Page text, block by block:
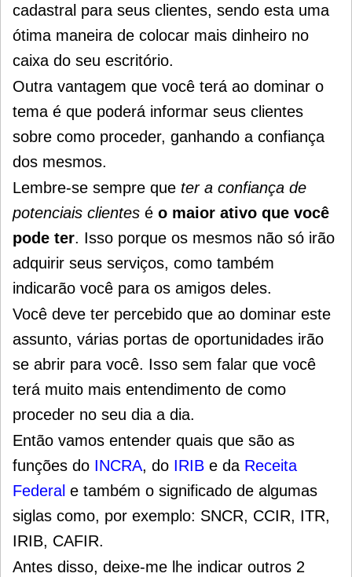
cadastral para seus clientes, sendo esta uma
ótima maneira de colocar mais dinheiro no
caixa do seu escritório.
Outra vantagem que você terá ao dominar o
tema é que poderá informar seus clientes
sobre como proceder, ganhando a confiança
dos mesmos.
Lembre-se sempre que ter a confiança de
potenciais clientes é o maior ativo que você
pode ter. Isso porque os mesmos não só irão
adquirir seus serviços, como também
indicarão você para os amigos deles.
Você deve ter percebido que ao dominar este
assunto, várias portas de oportunidades irão
se abrir para você. Isso sem falar que você
terá muito mais entendimento de como
proceder no seu dia a dia.
Então vamos entender quais que são as
funções do INCRA, do IRIB e da Receita
Federal e também o significado de algumas
siglas como, por exemplo: SNCR, CCIR, ITR,
IRIB, CAFIR.
Antes disso, deixe-me lhe indicar outros 2